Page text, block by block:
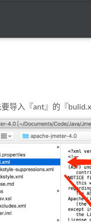
导入『ant』的『